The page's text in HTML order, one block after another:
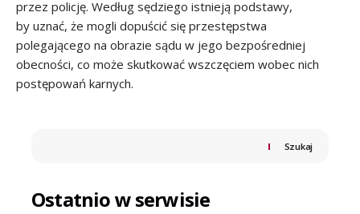
przez policję. Według sędziego istnieją podstawy,
by uznać, że mogli dopuścić się przestępstwa
polegającego na obrazie sądu w jego bezpośredniej
obecności, co może skutkować wszczęciem wobec nich
postępowań karnych.
Szukaj
Ostatnio w serwisie